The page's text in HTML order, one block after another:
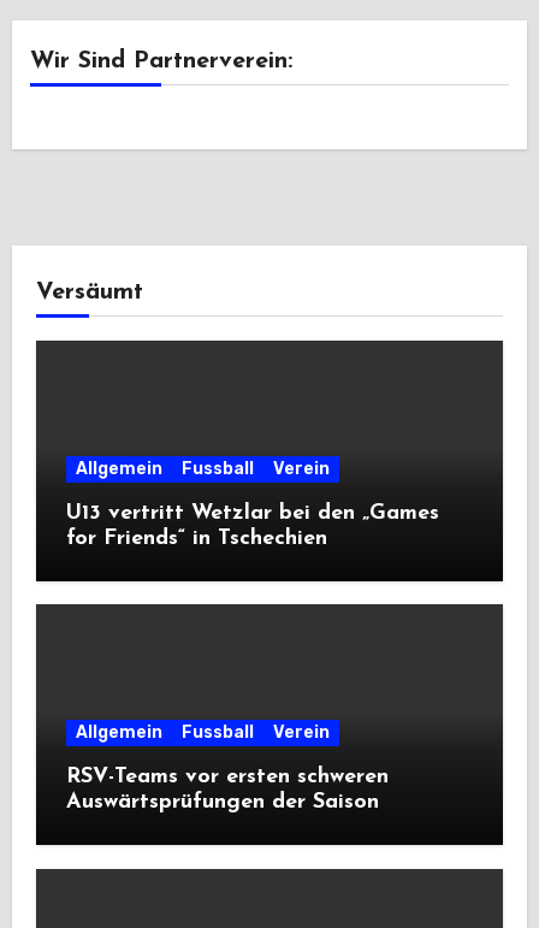
Wir Sind Partnerverein:
Versäumt
Allgemein Fussball Verein
U13 vertritt Wetzlar bei den „Games
for Friends“ in Tschechien
Allgemein Fussball Verein
RSV-Teams vor ersten schweren
Auswärtsprüfungen der Saison